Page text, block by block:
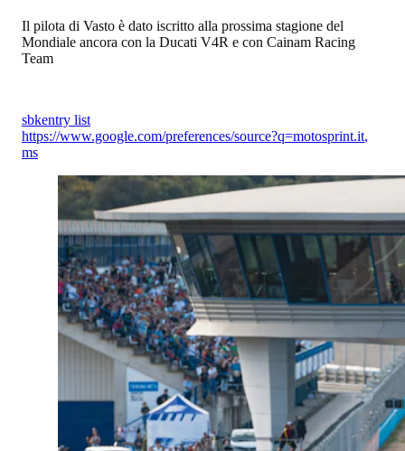
Il pilota di Vasto è dato iscritto alla prossima stagione del
Mondiale ancora con la Ducati V4R e con Cainam Racing
Team
sbkentry list
https://www.google.com/preferences/source?q=motosprint.it,
ms